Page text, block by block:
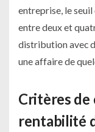
entreprise, le
entre deux et
distribution avec
une affaire de
Critères de
rentabilité